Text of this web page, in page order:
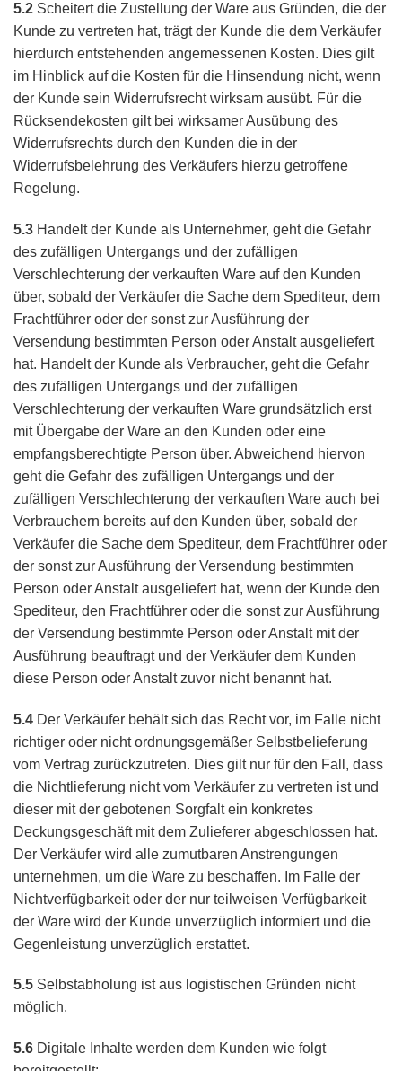
5.2 Scheitert die Zustellung der Ware aus Gründen, die der
Kunde zu vertreten hat, trägt der Kunde die dem Verkäufer
hierdurch entstehenden angemessenen Kosten. Dies gilt
im Hinblick auf die Kosten für die Hinsendung nicht, wenn
der Kunde sein Widerrufsrecht wirksam ausübt. Für die
Rücksendekosten gilt bei wirksamer Ausübung des
Widerrufsrechts durch den Kunden die in der
Widerrufsbelehrung des Verkäufers hierzu getroffene
Regelung.
5.3 Handelt der Kunde als Unternehmer, geht die Gefahr
des zufälligen Untergangs und der zufälligen
Verschlechterung der verkauften Ware auf den Kunden
über, sobald der Verkäufer die Sache dem Spediteur, dem
Frachtführer oder der sonst zur Ausführung der
Versendung bestimmten Person oder Anstalt ausgeliefert
hat. Handelt der Kunde als Verbraucher, geht die Gefahr
des zufälligen Untergangs und der zufälligen
Verschlechterung der verkauften Ware grundsätzlich erst
mit Übergabe der Ware an den Kunden oder eine
empfangsberechtigte Person über. Abweichend hiervon
geht die Gefahr des zufälligen Untergangs und der
zufälligen Verschlechterung der verkauften Ware auch bei
Verbrauchern bereits auf den Kunden über, sobald der
Verkäufer die Sache dem Spediteur, dem Frachtführer oder
der sonst zur Ausführung der Versendung bestimmten
Person oder Anstalt ausgeliefert hat, wenn der Kunde den
Spediteur, den Frachtführer oder die sonst zur Ausführung
der Versendung bestimmte Person oder Anstalt mit der
Ausführung beauftragt und der Verkäufer dem Kunden
diese Person oder Anstalt zuvor nicht benannt hat.
5.4 Der Verkäufer behält sich das Recht vor, im Falle nicht
richtiger oder nicht ordnungsgemäßer Selbstbelieferung
vom Vertrag zurückzutreten. Dies gilt nur für den Fall, dass
die Nichtlieferung nicht vom Verkäufer zu vertreten ist und
dieser mit der gebotenen Sorgfalt ein konkretes
Deckungsgeschäft mit dem Zulieferer abgeschlossen hat.
Der Verkäufer wird alle zumutbaren Anstrengungen
unternehmen, um die Ware zu beschaffen. Im Falle der
Nichtverfügbarkeit oder der nur teilweisen Verfügbarkeit
der Ware wird der Kunde unverzüglich informiert und die
Gegenleistung unverzüglich erstattet.
5.5 Selbstabholung ist aus logistischen Gründen nicht
möglich.
5.6 Digitale Inhalte werden dem Kunden wie folgt